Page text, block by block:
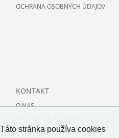
OCHRANA OSOBNÝCH ÚDAJOV
KONTAKT
O NAS
O PODLAHACH
Táto stránka používa cookies